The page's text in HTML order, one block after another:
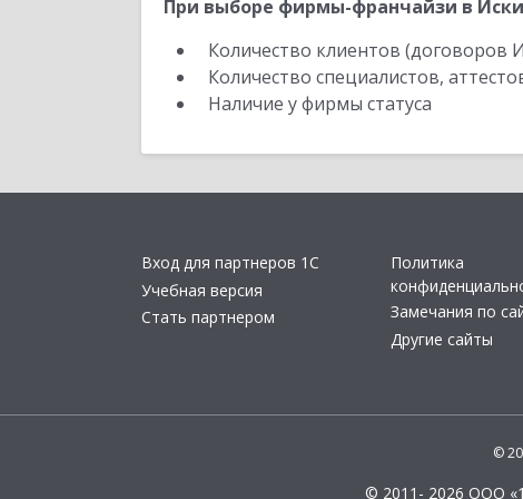
При выборе фирмы-франчайзи в
Количество клиентов
Количество специалистов,
Наличие у фирмы статуса
Вход для партнеров 1С
Учебная версия
Стать партнером
Политика
Замечания по
Другие сайты
©
© 2011- 2026 ООО